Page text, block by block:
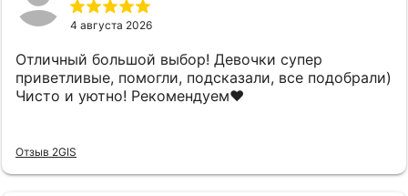
4 августа 2026
Отличный большой выбор! Девочки супер
приветливые, помогли, подсказали, все подобрали)
Чисто и уютно! Рекомендуем❤️
Отзыв 2GIS